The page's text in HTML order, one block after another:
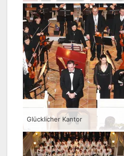
Glücklicher Kantor